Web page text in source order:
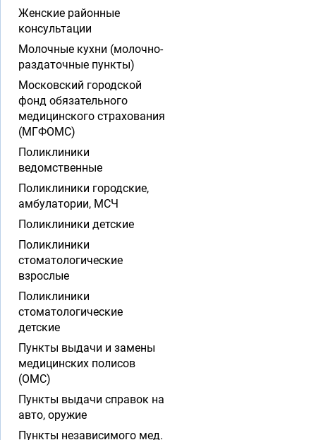
Женские районные
консультации
Молочные кухни (молочно-
раздаточные пункты)
Московский городской
фонд обязательного
медицинского страхования
(МГФОМС)
Поликлиники
ведомственные
Поликлиники городские,
амбулатории, МСЧ
Поликлиники детские
Поликлиники
стоматологические
взрослые
Поликлиники
стоматологические
детские
Пункты выдачи и замены
медицинских полисов
(ОМС)
Пункты выдачи справок на
авто, оружие
Пункты независимого мед.